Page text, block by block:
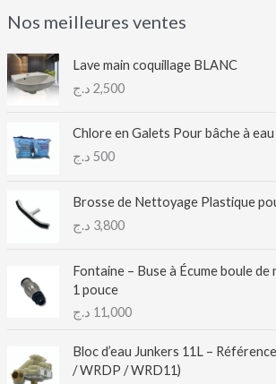
Nos meilleures ventes
Lave main coquillage BLANC
2,500 د.ج
Chlore en Galets Pour bâche à
500 د.ج
Brosse de Nettoyage Plastique
3,800 د.ج
Fontaine – Buse à Écume boule de
1 pouce
11,000 د.ج
Bloc d’eau Junkers 11L –
/ WRDP / WRD11)